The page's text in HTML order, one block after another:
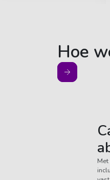
Hoe